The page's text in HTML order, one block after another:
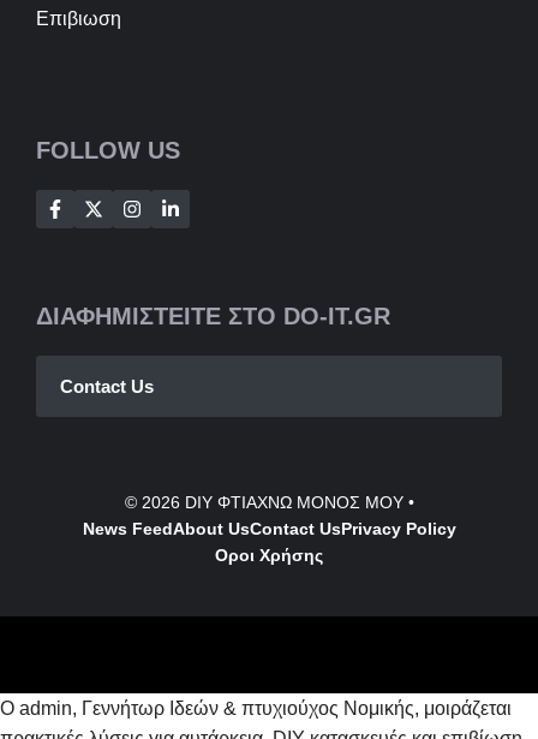
Επιβιωση
FOLLOW US
ΔΙΑΦΗΜΙΣΤΕΙΤΕ ΣΤΟ DO-IT.GR
Contact Us
© 2026 DIY ΦΤΙΑΧΝΩ ΜΟΝΟΣ ΜΟΥ•
News FeedAbout UsContactUsPrivacy Policy
Οροι Χρήσης
Ο admin, Γεννήτωρ Ιδεών & πτυχιούχος Νομικής, μοιράζεται